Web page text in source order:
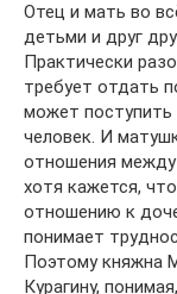
Отец и мать во
детьми и друг
Практически
требует отдать
может
человек. И
отношения
хотя кажется,
отношению к
понимает
Поэтому княжна
Курагину,